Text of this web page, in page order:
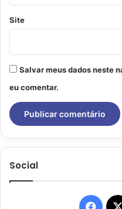
Site
Salvar meus dados neste
eu comentar.
Social